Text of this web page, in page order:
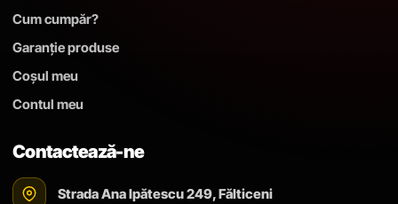
Cum cumpăr?
Garanție produse
Coșul meu
Contul meu
Contactează-ne
Strada Ana Ipătescu 249, Fălticeni